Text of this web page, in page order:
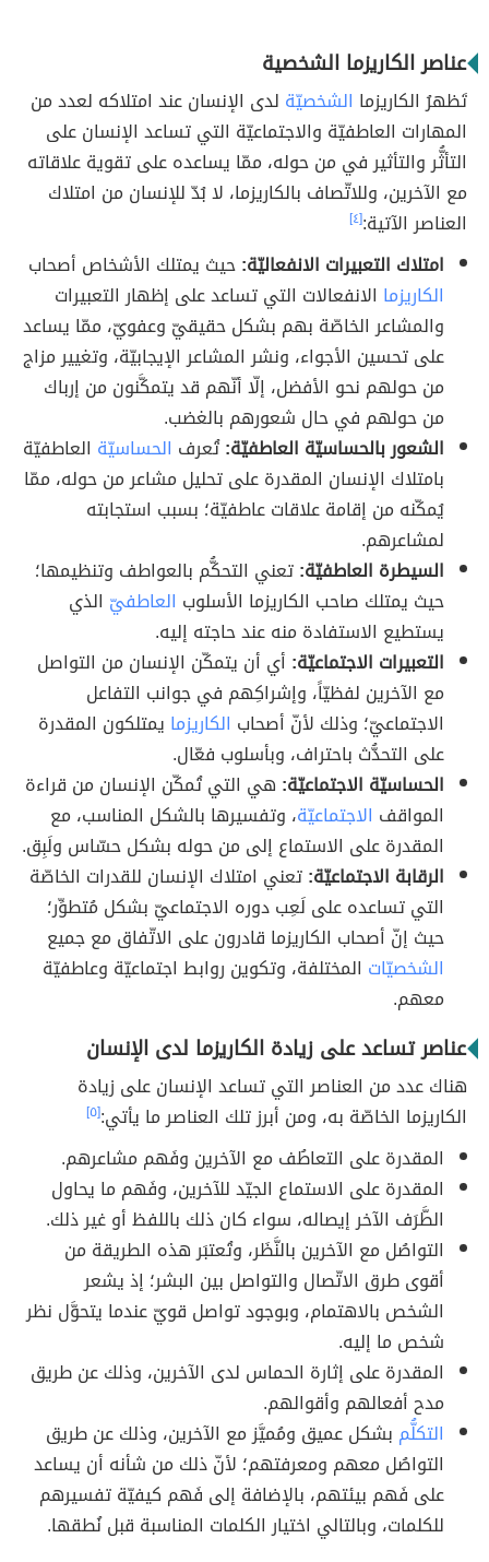
عناصر الكاريزما الشخصية
تَظهرُ الكاريزما الشخصيّة لدى الإنسان عند امتلاكه لعدد من
المهارات العاطفيّة والاجتماعيّة التي تساعد الإنسان على
التأثُّر والتأثير في من حوله، ممّا يساعده على تقوية علاقاته
مع الآخرين، وللاتّصاف بالكاريزما، لا بُدّ للإنسان من امتلاك
العناصر الآتية:[٤]
امتلاك التعبيرات الانفعاليّة:حيث يمتلك الأشخاص أصحاب
الكاريزما الانفعالات التي تساعد على إظهار التعبيرات
والمشاعر الخاصّة بهم بشكل حقيقيّ وعفويّ، ممّا يساعد
على تحسين الأجواء، ونشر المشاعر الإيجابيّة، وتغيير مزاج
من حولهم نحو الأفضل، إلّا أنّهم قد يتمكَّنون من إرباك
من حولهم في حال شعورهم بالغضب.
الشعور بالحساسيّة العاطفيّة:تُعرف الحساسيّة العاطفيّة
بامتلاك الإنسان المقدرة على تحليل مشاعر من حوله، ممّا
يُمكّنه من إقامة علاقات عاطفيّة؛ بسبب استجابته
لمشاعرهم.
السيطرة العاطفيّة:تعني التحكُّم بالعواطف وتنظيمها؛
حيث يمتلك صاحب الكاريزما الأسلوب العاطفيّ الذي
يستطيع الاستفادة منه عند حاجته إليه.
التعبيرات الاجتماعيّة: أي أن يتمكّن الإنسان من التواصل
مع الآخرين لفظيّاً، وإشراكِهم في جوانب التفاعل
الاجتماعيّ؛ وذلك لأنّ أصحاب الكاريزما يمتلكون المقدرة
على التحدُّث باحتراف، وبأسلوب فعّال.
الحساسيّة الاجتماعيّة: هي التي تُمكّن الإنسان من قراءة
المواقف الاجتماعيّة، وتفسيرها بالشكل المناسب، مع
المقدرة على الاستماع إلى من حوله بشكل حسّاس ولَبِق.
الرقابة الاجتماعيّة:تعني امتلاك الإنسان للقدرات الخاصّة
التي تساعده على لَعِب دوره الاجتماعيّ بشكل مُتطوِّر؛
حيث إنّ أصحاب الكاريزما قادرون على الاتّفاق مع جميع
الشخصيّات المختلفة، وتكوين روابط اجتماعيّة وعاطفيّة
معهم.
عناصر تساعد على زيادة الكاريزما لدى الإنسان
هناك عدد من العناصر التي تساعد الإنسان على زيادة
الكاريزما الخاصّة به، ومن أبرز تلك العناصر ما يأتي:[٥]
المقدرة على التعاطُف مع الآخرين وفَهم مشاعرهم.
المقدرة على الاستماع الجيّد للآخرين، وفَهم ما يحاول
الطَّرَف الآخر إيصاله، سواء كان ذلك باللفظ أو غير ذلك.
التواصُل مع الآخرين بالنَّظَر، وتُعتبَر هذه الطريقة من
أقوى طرق الاتّصال والتواصل بين البشر؛ إذ يشعر
الشخص بالاهتمام، وبوجود تواصل قويّ عندما يتحوَّل نظر
شخص ما إليه.
المقدرة على إثارة الحماس لدى الآخرين، وذلك عن طريق
مدح أفعالهم وأقوالهم.
التكلُّم بشكل عميق ومُميَّز مع الآخرين، وذلك عن طريق
التواصُل معهم ومعرفتهم؛ لأنّ ذلك من شأنه أن يساعد
على فَهم بيئتهم، بالإضافة إلى فَهم كيفيّة تفسيرهم
للكلمات، وبالتالي اختيار الكلمات المناسبة قبل نُطقها.